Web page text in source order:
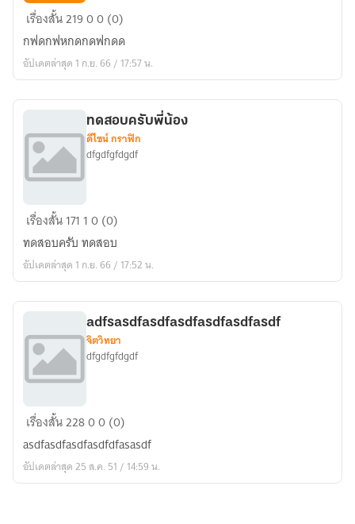
ทดสอบ
ครับ
พี่
น้อง
เรื่องสั้น21900 (0)
กฟดกฟหกดกดฟกดด
อัปเดตล่าสุด 1 ก.ย. 66 / 17:57 น.
ทดสอบ
พี่
น้อง
ทดสอบครับพี่น้อง
ดีไซน์ กราฟิก
dfgdfgfdgdf
เรื่องสั้น171 10 (0)
ทดสอบครับ ทดสอบ
อัปเดตล่าสุด 1 ก.ย. 66 / 17:52 น.
adfsasdfasdfasdfasdfasdfasdf
adfsasdfasdfasdfasdfasdfasdf
จิตวิทยา
dfgdfgfdgdf
เรื่องสั้น22800 (0)
asdfasdfasdfasdfdfasasdf
อัปเดตล่าสุด 25 ส.ค. 51 / 14:59 น.